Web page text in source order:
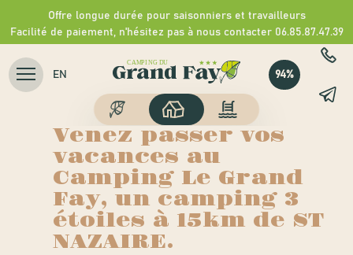
Offre longue durée pour saisonniers et travailleurs
Facilité de paiement, n'hésitez pas à nous contacter 06.85.87.47.39
EN 94%
Camping du Grand Fay> Nos hébergements>Location mobil-homes ST
NAZAIRE
Location mobil-
homes ST NAZAIRE
Venez passer vos
vacances au
Camping Le Grand
Fay, un camping 3
étoiles à 15km de ST
NAZAIRE.